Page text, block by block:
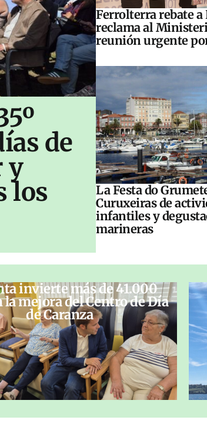
de
y
los
Ferrolterra rebate a
reclama al
reunión urgente
La Festa do
Curuxeiras de
infantiles y
marineras
invierte más de 41.000
la mejora del Centro de Día
de Caranza